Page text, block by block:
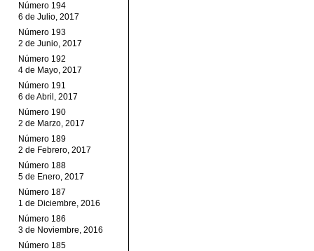
Número 194
6 de Julio, 2017
Número 193
2 de Junio, 2017
Número 192
4 de Mayo, 2017
Número 191
6 de Abril, 2017
Número 190
2 de Marzo, 2017
Número 189
2 de Febrero, 2017
Número 188
5 de Enero, 2017
Número 187
1 de Diciembre, 2016
Número 186
3 de Noviembre, 2016
Número 185